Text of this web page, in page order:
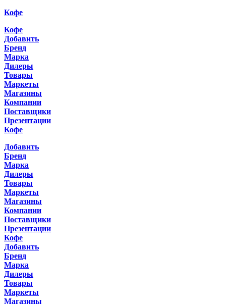
Кофе
Кофе
Добавить
Бренд
Марка
Дилеры
Товары
Маркеты
Магазины
Компании
Поставщики
Презентации
Кофе
Добавить
Бренд
Марка
Дилеры
Товары
Маркеты
Магазины
Компании
Поставщики
Презентации
Кофе
Добавить
Бренд
Марка
Дилеры
Товары
Маркеты
Магазины